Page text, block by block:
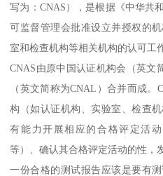
写为：CNAS），是根据《中华共
可监督管理会批准设立并授权的
室和检查机构等相关机构的认可工
CNAS由原中国认证机构会（英文
（英文简称为CNAL）合并而成
构（如认证机构、实验室、检查
有能力开展相应的合格评定活
等）、确认其合格评定活动的性，
一份合格的测试报告应该是要有